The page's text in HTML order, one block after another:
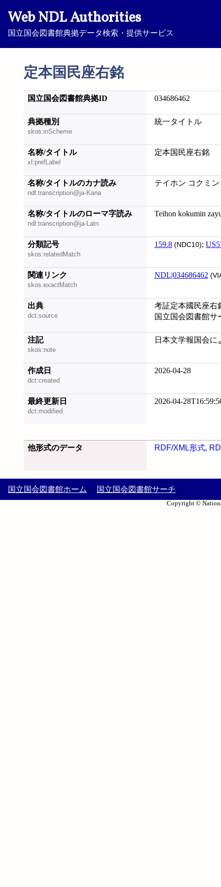
Web NDL Authorities
国立国会図書館典拠データ検索・提供サービス
定本国民座右銘
国立国会図書館典拠ID 034686462
典拠種別
skos:inScheme
統一タイトル
名称/タイトル
xl:prefLabel
定本国民座右銘
名称/タイトルのカナ読み
ndl:transcription@ja-Kana
テイホン コクミ
名称/タイトルのローマ字読み
ndl:transcription@ja-Latn
Teihon kokumin
分類記号
skos:relatedMatch
159.8 (NDC10);
関連リンク
skos:exactMatch
NDL|034686462
出典
dct:source
考証定本國民座右
国立国会図書館サ
注記
skos:note
日本文学報国会に
作成日
dct:created
2026-04-28
最終更新日
dct:modified
2026-04-
他形式のデータ RDF/XML形式,
国立国会図書館ホーム 国立国会図書館サーチ
Copyright ©